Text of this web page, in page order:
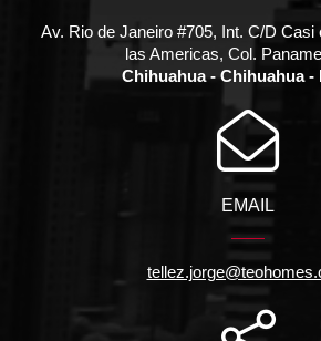
Av. Rio de Janeiro #705, Int. C/D Casi
las Americas, Col.
Chihuahua - Chihuahua -
EMAIL